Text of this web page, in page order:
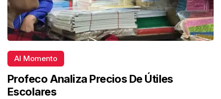
Al Momento
Profeco Analiza Precios De Útiles
Escolares